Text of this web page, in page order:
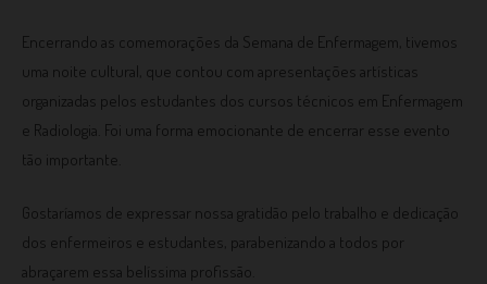
Encerrando as comemorações da Semana de Enfermagem, tivemos
uma noite cultural, que contou com apresentações artísticas
organizadas pelos estudantes dos cursos técnicos em Enfermagem
e Radiologia. Foi uma forma emocionante de encerrar esse evento
tão importante.
Gostaríamos de expressar nossa gratidão pelo trabalho e dedicação
dos enfermeiros e estudantes, parabenizando a todos por
abraçarem essa belíssima profissão.